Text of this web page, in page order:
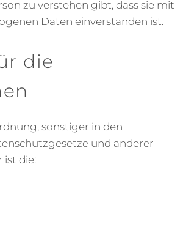
zu verstehen gibt, dass sie mit
Daten einverstanden ist.
die
sonstiger in den
und anderer
die: